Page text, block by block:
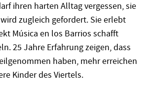
ihren harten Alltag vergessen, sie
zugleich gefordert. Sie erlebt
Música en los Barrios schafft
25 Jahre Erfahrung zeigen, dass
haben, mehr erreichen
Kinder des Viertels.